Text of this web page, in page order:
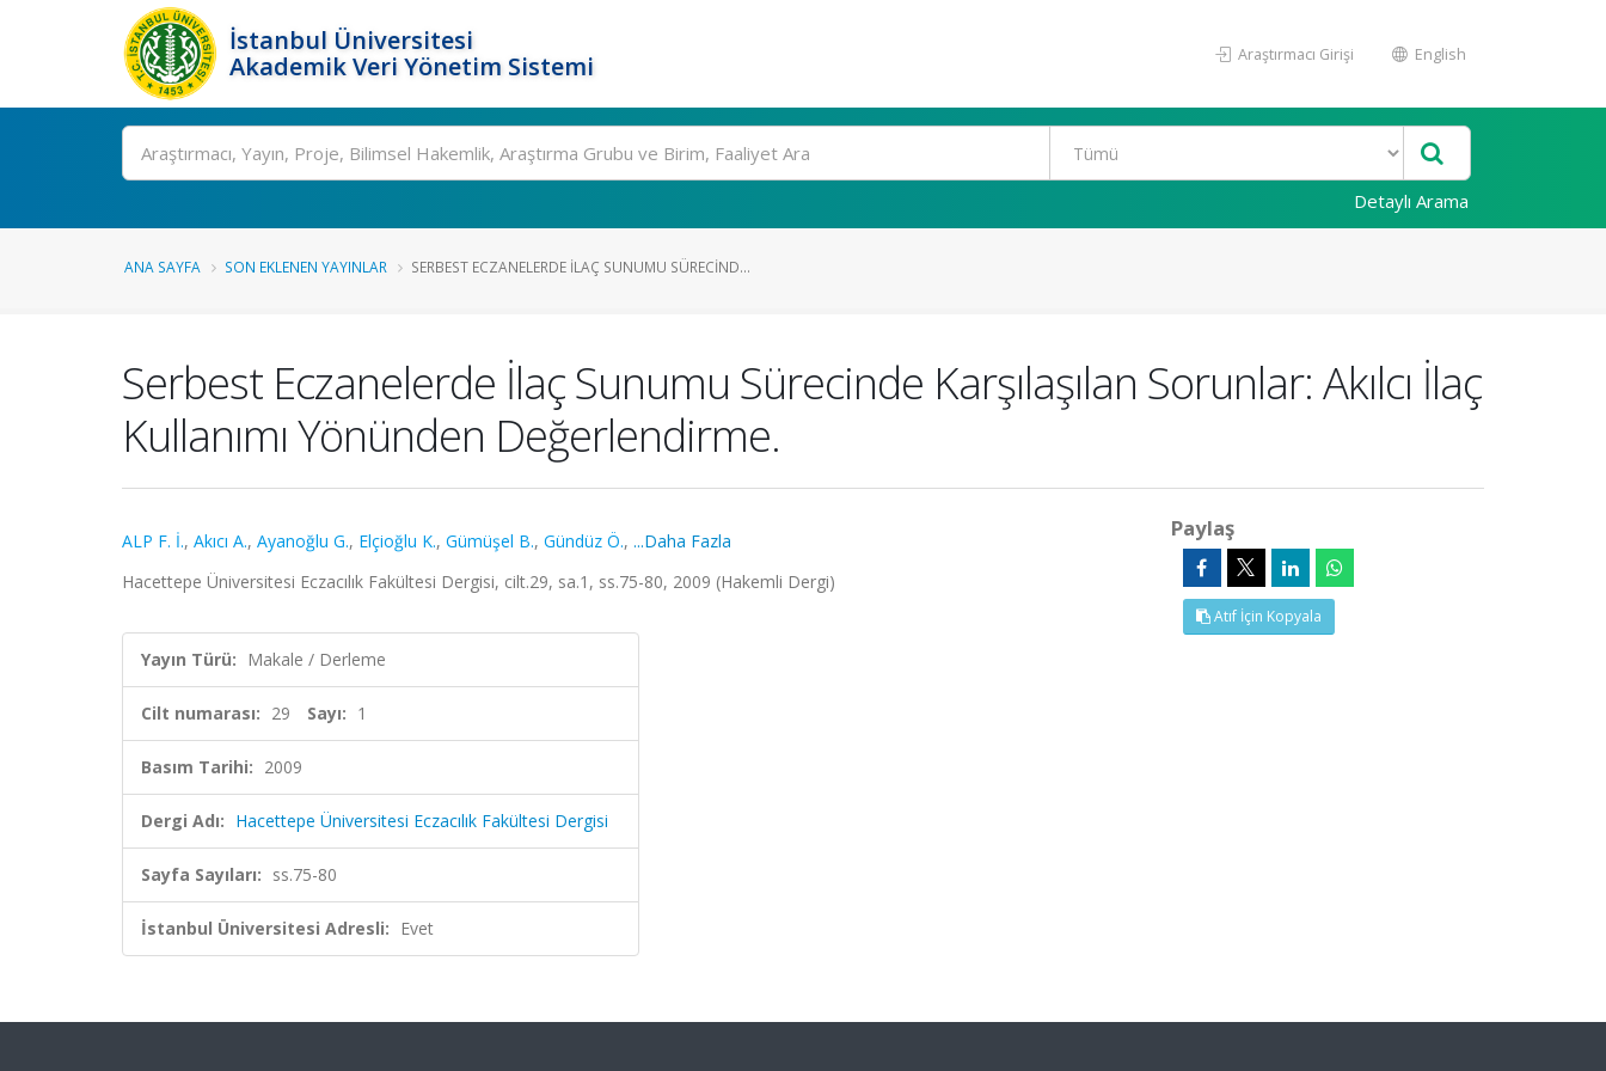
İstanbul Üniversitesi
Akademik Veri Yönetim Sistemi
Araştırmacı Girişi English
Ara
Detaylı Arama
ANA SAYFA SON EKLENEN YAYINLAR SERBEST ECZANELERDE İLAÇ SUNUMU SÜRECIND...
Serbest Eczanelerde İlaç Sunumu Sürecinde Karşılaşılan Sorunlar: Akılcı İlaç
Kullanımı Yönünden Değerlendirme.
ALP F. İ., Akıcı A., Ayanoğlu G., Elçioğlu K., Gümüşel B., Gündüz Ö., ...Daha Fazla
Hacettepe Üniversitesi Eczacılık Fakültesi Dergisi, cilt.29, sa.1, ss.75-80, 2009 (Hakemli Dergi)
Yayın Türü: Makale / Derleme
Cilt numarası: 29 Sayı: 1
Basım Tarihi: 2009
Dergi Adı: Hacettepe Üniversitesi Eczacılık Fakültesi Dergisi
Sayfa Sayıları: ss.75-80
İstanbul Üniversitesi Adresli: Evet
Paylaş
Atıf İçin Kopyala